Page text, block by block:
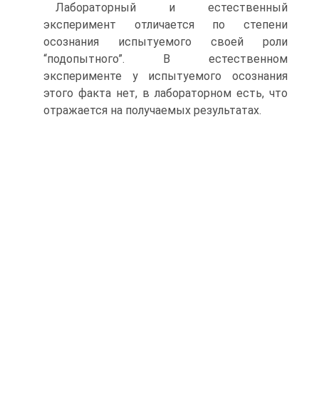
Лабораторный и естественный
эксперимент отличается по степени
осознания испытуемого своей роли
“подопытного”. В естественном
эксперименте у испытуемого осознания
этого факта нет, в лабораторном есть, что
отражается на получаемых результатах.